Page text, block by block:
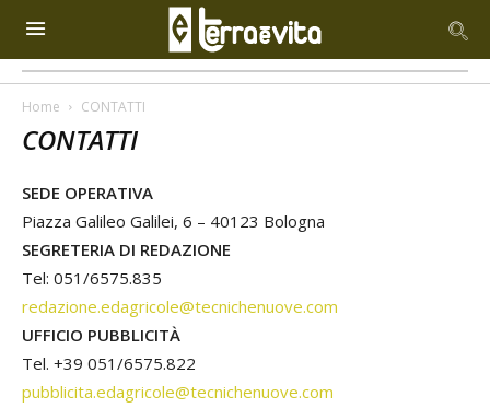
Home CONTATTI
CONTATTI
SEDE OPERATIVA
Piazza Galileo Galilei, 6 – 40123 Bologna
SEGRETERIA DI REDAZIONE
Tel: 051/6575.835
redazione.edagricole@tecnichenuove.com
UFFICIO PUBBLICITÀ
Tel. +39 051/6575.822
pubblicita.edagricole@tecnichenuove.com